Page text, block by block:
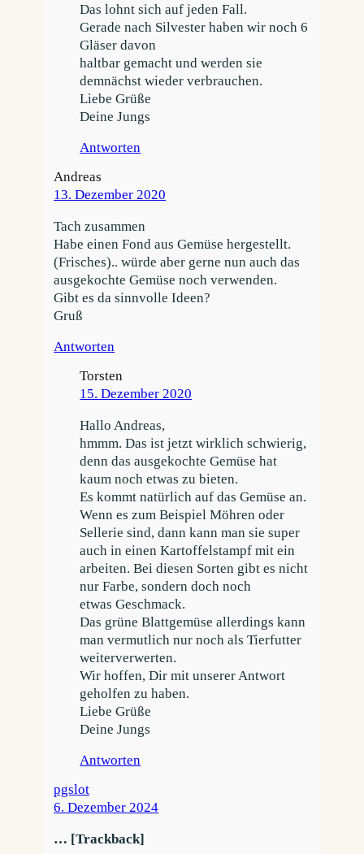
Das lohnt sich auf jeden Fall.
Gerade nach Silvester haben wir noch 6
Gläser davon
haltbar gemacht und werden sie
demnächst wieder verbrauchen.
Liebe Grüße
Deine Jungs
Antworten
Andreas
13. Dezember 2020
Tach zusammen
Habe einen Fond aus Gemüse hergestellt.
(Frisches).. würde aber gerne nun auch das
ausgekochte Gemüse noch verwenden.
Gibt es da sinnvolle Ideen?
Gruß
Antworten
Torsten
15. Dezember 2020
Hallo Andreas,
hmmm. Das ist jetzt wirklich schwierig,
denn das ausgekochte Gemüse hat
kaum noch etwas zu bieten.
Es kommt natürlich auf das Gemüse an.
Wenn es zum Beispiel Möhren oder
Sellerie sind, dann kann man sie super
auch in einen Kartoffelstampf mit ein
arbeiten. Bei diesen Sorten gibt es nicht
nur Farbe, sondern doch noch
etwas Geschmack.
Das grüne Blattgemüse allerdings kann
man vermutlich nur noch als Tierfutter
weiterverwerten.
Wir hoffen, Dir mit unserer Antwort
geholfen zu haben.
Liebe Grüße
Deine Jungs
Antworten
pgslot
6. Dezember 2024
… [Trackback]